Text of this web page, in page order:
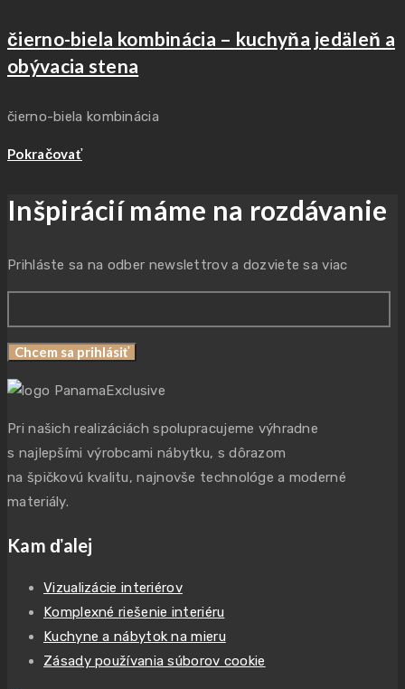
čierno-biela kombinácia – kuchyňa jedäleň a
obývacia stena
čierno-biela kombinácia
Pokračovať
Inšpirácií máme na rozdávanie
Prihláste sa na odber newslettrov a dozviete sa viac
Chcem sa prihlásiť
Pri našich realizáciách spolupracujeme výhradne
s najlepšími výrobcami nábytku, s dôrazom
na špičkovú kvalitu, najnovše technológe a moderné
materiály.
Kam ďalej
Vizualizácie interiérov
Komplexné riešenie interiéru
Kuchyne a nábytok na mieru
Zásady používania súborov cookie